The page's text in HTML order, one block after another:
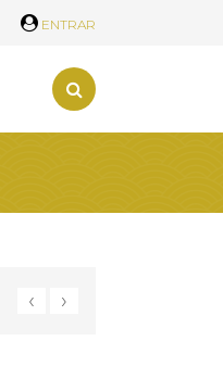
ENTRAR
‹ ›